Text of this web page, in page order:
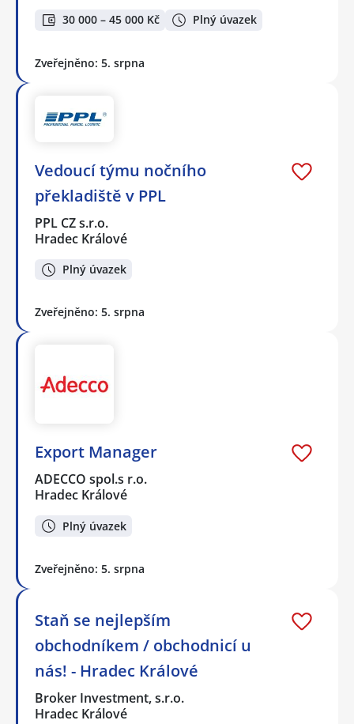
30 000 – 45 000 Kč Plný úvazek
Zveřejněno: 5. srpna
Vedoucí týmu nočního
překladiště v PPL
PPL CZ s.r.o.
Hradec Králové
Plný úvazek
Zveřejněno: 5. srpna
Export Manager
ADECCO spol.s r.o.
Hradec Králové
Plný úvazek
Zveřejněno: 5. srpna
Staň se nejlepším
obchodníkem / obchodnicí u
nás! - Hradec Králové
Broker Investment, s.r.o.
Hradec Králové